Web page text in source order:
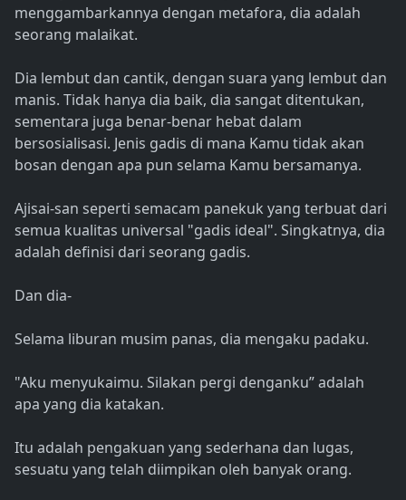
menggambarkannya dengan metafora, dia adalah
seorang malaikat.
Dia lembut dan cantik, dengan suara yang lembut dan
manis. Tidak hanya dia baik, dia sangat ditentukan,
sementara juga benar-benar hebat dalam
bersosialisasi. Jenis gadis di mana Kamu tidak akan
bosan dengan apa pun selama Kamu bersamanya.
Ajisai-san seperti semacam panekuk yang terbuat dari
semua kualitas universal "gadis ideal". Singkatnya, dia
adalah definisi dari seorang gadis.
Dan dia-
Selama liburan musim panas, dia mengaku padaku.
"Aku menyukaimu. Silakan pergi denganku” adalah
apa yang dia katakan.
Itu adalah pengakuan yang sederhana dan lugas,
sesuatu yang telah diimpikan oleh banyak orang.